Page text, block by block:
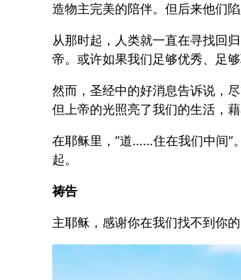
造物主完美的陪伴。但后来他们
从那时起，人类就一直在寻找回
帝。或许如果我们足够优秀、足
然而，圣经中的好消息告诉说，
但上帝的光照亮了我们的生活，
在耶稣里，“道……住在我们中间”
起。
祷告
主耶稣，感谢你在我们找不到你